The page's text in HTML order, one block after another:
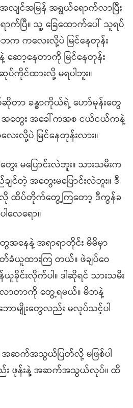
အမြန် အရွယ်ရောက်လာပြီး
ပြီ။ သူ့ ခြေထောက်ပေါ် သူရပ်
မိဘက ကလေးလို့ပဲ မြင်နေတုန်း
ဆော့နေတာကို မြင်နေတုန်း
င်ထားလို့ မရပါဘူး။
ခန္ဓာကိုယ်ရဲ့ ဟော်မုန်းတွေ
အတွေး အခေါ်ကအစ ငယ်ငယ်ကနဲ့
လို့ပဲ မြင်နေတုန်းလား။
ြောင်းလဲဘူး။ သားသမီးက
င်တဲ့ အတွေးမပြောင်းလဲဘူး။ ဒီ
လို ထိပ်တိုက်တွေ့ကြတော့ ဒီကွန်ခ
ေရော။
ေနဲ့ အရာရာတိုင်း မိမိမှာ
ထားကြ တယ်။ ဖဲချပ်ဝေ
င်းလိုက်ပါ။ ဒါဆိုရင် သားသမီး
လဲလာတာကို တွေ့ရမယ်။ မိဘနဲ့
ာမျိုးတွေလည်း မလုပ်သင့်ပါ
က်အသွယ်ပြတ်လို့ မဖြစ်ပါ
ည်း ဖုန်းနဲ့ အဆက်အသွယ်လုပ်။ ထိ